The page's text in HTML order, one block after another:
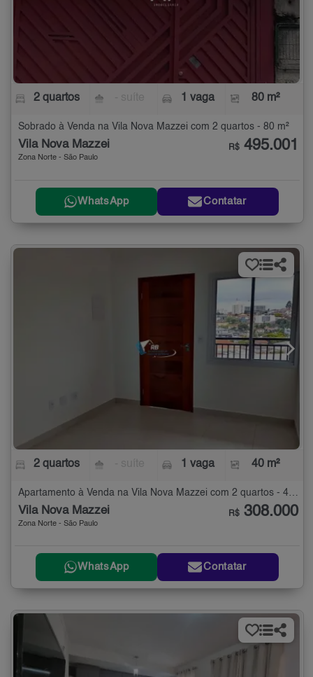
2 quartos 1 vaga 80 m²
Sobrado à Venda na Vila Nova Mazzei com 2 quartos - 80 m²
Vila Nova Mazzei
Zona Norte - São Paulo
R$ 495.001
WhatsApp Contatar
2 quartos 1 vaga 40 m²
Vila Nova Mazzei
Zona Norte - São Paulo
R$ 308.000
WhatsApp Contatar